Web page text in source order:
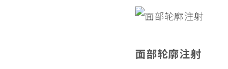
面部轮廓注射